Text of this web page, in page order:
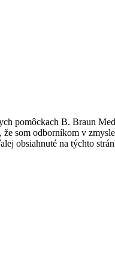
pomôckach B. Braun
som odborníkom v
obsiahnuté na týchto